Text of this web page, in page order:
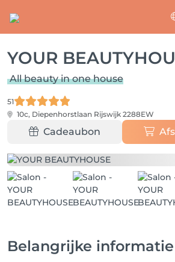
YOUR
All beauty in one house
51
10c, Diepenhorstlaan Rijswijk 2288EW
Cadeaubon
Belangrijke informatie